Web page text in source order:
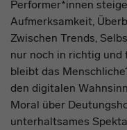
Performer*innen
Aufmerksamkeit,
Zwischen Trends,
nur noch in richtig und
bleibt das
den digitalen
Moral über
unterhaltsames